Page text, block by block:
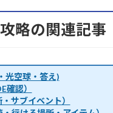
略の関連記事
光空球・答え)
認）
サブイベント）